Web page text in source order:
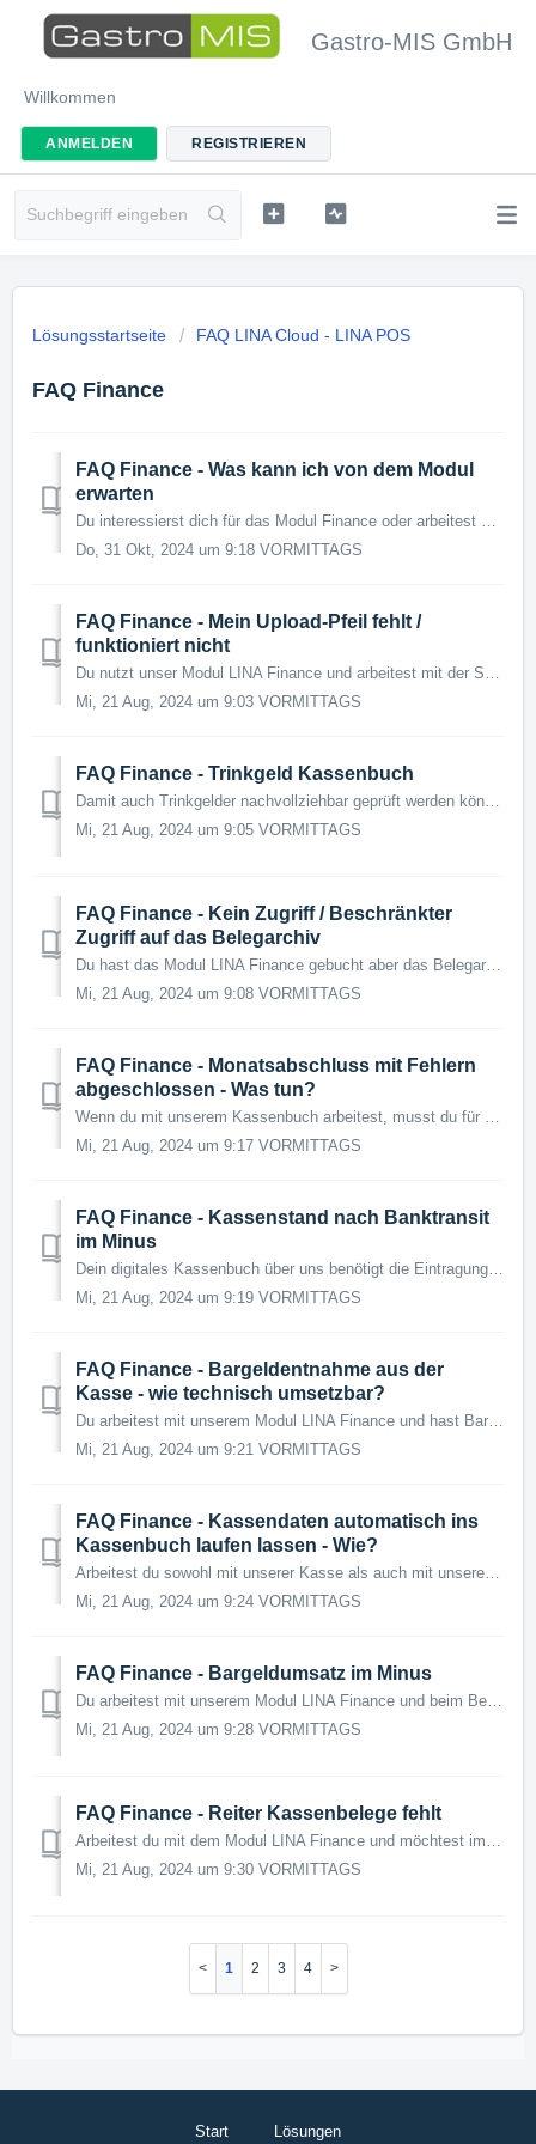
Gastro-MIS GmbH
Willkommen
ANMELDEN REGISTRIEREN
Lösungsstartseite FAQ LINA Cloud - LINA POS
FAQ Finance
FAQ Finance - Was kann ich von dem Modul
erwarten
Du interessierst dich für das Modul Finance oder arbeitest bereits damit? Das Modul bringt dir sehr viele Vorteile, vor allem wenn du ebenfalls mit unsere...
Do, 31 Okt, 2024 um 9:18 VORMITTAGS
FAQ Finance - Mein Upload-Pfeil fehlt /
funktioniert nicht
Du nutzt unser Modul LINA Finance und arbeitest mit der Synchro zwischen deiner Kasse und LINA? Dann überträgst du deine Umsätze in der Regel über den grüne...
Mi, 21 Aug, 2024 um 9:03 VORMITTAGS
FAQ Finance - Trinkgeld Kassenbuch
Damit auch Trinkgelder nachvollziehbar geprüft werden können, werden diese im Umsatz deines Kassenbuches eingetragen. In der lokalen Kasse wird dies d...
Mi, 21 Aug, 2024 um 9:05 VORMITTAGS
FAQ Finance - Kein Zugriff / Beschränkter
Zugriff auf das Belegarchiv
Du hast das Modul LINA Finance gebucht aber das Belegarchiv ist für dich gesperrt? Dann kann dies quasi nur an der fehlenden Berechtigung liegen. Da...
Mi, 21 Aug, 2024 um 9:08 VORMITTAGS
FAQ Finance - Monatsabschluss mit Fehlern
abgeschlossen - Was tun?
Wenn du mit unserem Kassenbuch arbeitest, musst du für die GoBD-Konformität jeden Monat einen ordentlichen Monatsabschluss machen. Sobald der ordentliche Mo...
Mi, 21 Aug, 2024 um 9:17 VORMITTAGS
FAQ Finance - Kassenstand nach Banktransit
im Minus
Dein digitales Kassenbuch über uns benötigt die Eintragung des taggenauen Banktransits. Der Banktransit wird immer vom Bestand Anfang im Kassenbuch abgezoge...
Mi, 21 Aug, 2024 um 9:19 VORMITTAGS
FAQ Finance - Bargeldentnahme aus der
Kasse - wie technisch umsetzbar?
Du arbeitest mit unserem Modul LINA Finance und hast Bargeldentnahmen aus der Kasse weil du beispielsweise Einkaufen warst? Hier ist unsere technische Empfe...
Mi, 21 Aug, 2024 um 9:21 VORMITTAGS
FAQ Finance - Kassendaten automatisch ins
Kassenbuch laufen lassen - Wie?
Arbeitest du sowohl mit unserer Kasse als auch mit unserem Kassenbuch und du hast eine bestehende Synchronisation zwischen deiner Kasse und unserem LINA Kas...
Mi, 21 Aug, 2024 um 9:24 VORMITTAGS
FAQ Finance - Bargeldumsatz im Minus
Du arbeitest mit unserem Modul LINA Finance und beim Bearbeiten des Kassenbuchs fällt dir auf, dass dein Bargeldumsatz im Minus ist? Kein Grund zur Sorge. ...
Mi, 21 Aug, 2024 um 9:28 VORMITTAGS
FAQ Finance - Reiter Kassenbelege fehlt
Arbeitest du mit dem Modul LINA Finance und möchtest im Kassenbuch Kassenbelege hochladen, siehst aber den Reiter Kassenbelege nicht? Kein Problem, wir sage...
Mi, 21 Aug, 2024 um 9:30 VORMITTAGS
1 2 3 4
Start Lösungen